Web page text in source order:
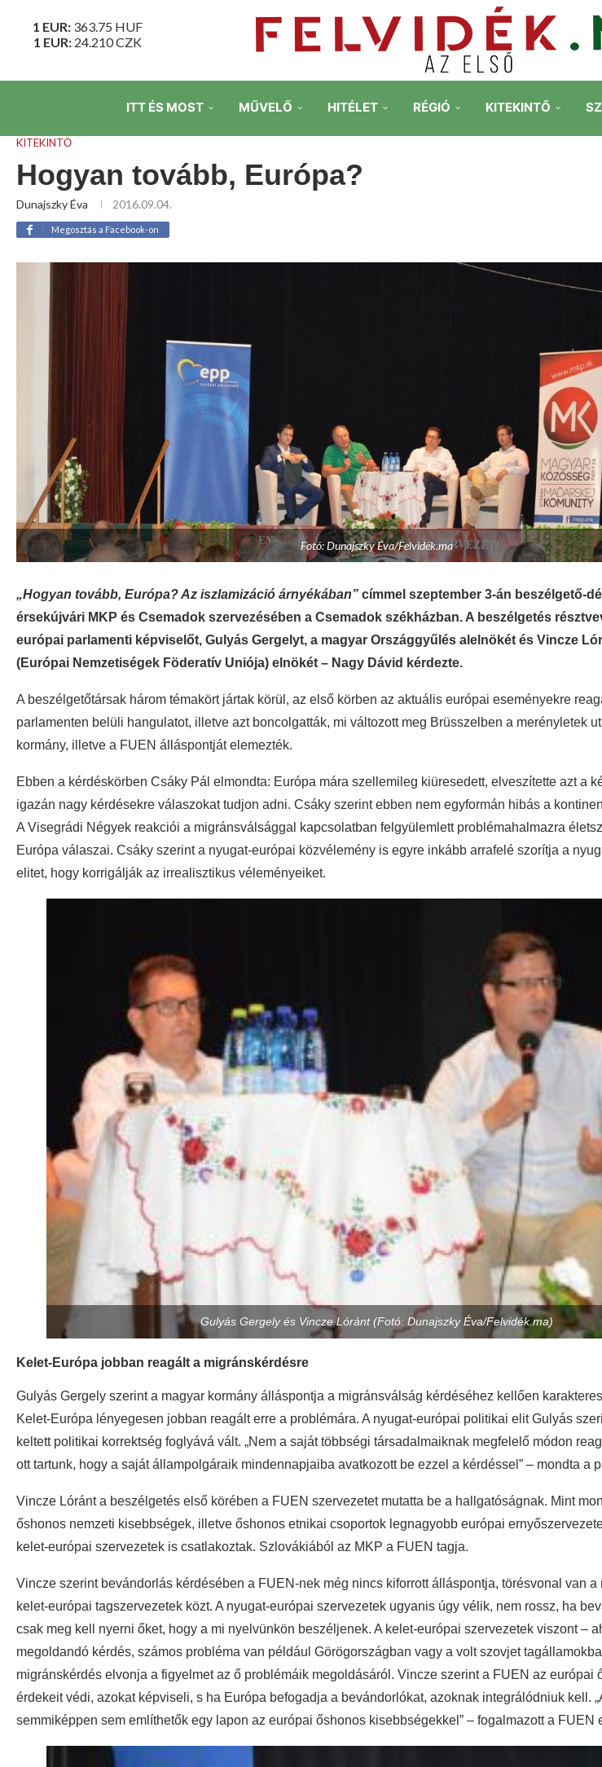
1 EUR: 363.75 HUF
1 EUR: 24.210CZK
ITT ÉS MOST MŰVELŐ HITÉLET RÉGIÓ KITEKINTŐ
KITEKINTŐ
Hogyan tovább, Európa?
Dunajszky Éva 2016.09.04.
Megosztás a Facebook-on
Fotó: Dunajszky Éva/Felvidék.ma
„Hogyan tovább, Európa? Az iszlamizáció árnyékában” címmel szeptember 3-án beszélgető-
érsekújvári MKP és Csemadok szervezésében a Csemadok székházban. A beszélgetés
európai parlamenti képviselőt, Gulyás Gergelyt, a magyar Országgyűlés alelnökét és Vincze
(Európai Nemzetiségek Föderatív Uniója) elnökét – Nagy Dávid kérdezte.
A beszélgetőtársak három témakört jártak körül, az első körben az aktuális európai eseményekre
parlamenten belüli hangulatot, illetve azt boncolgatták, mi változott meg Brüsszelben a merényletek
kormány, illetve a FUEN álláspontját elemezték.
Ebben a kérdéskörben Csáky Pál elmondta: Európa mára szellemileg kiüresedett, elveszítette azt a
igazán nagy kérdésekre válaszokat tudjon adni. Csáky szerint ebben nem egyformán hibás a
A Visegrádi Négyek reakciói a migránsválsággal kapcsolatban felgyülemlett problémahalmazra
Európa válaszai. Csáky szerint a nyugat-európai közvélemény is egyre inkább arrafelé szorítja a
elitet, hogy korrigálják az irrealisztikus véleményeiket.
Gulyás Gergely és Vincze Lóránt (Fotó: Dunajszky Éva/Felvidék.ma)
Kelet-Európa jobban reagált a migránskérdésre
Gulyás Gergely szerint a magyar kormány álláspontja a migránsválság kérdéséhez kellően
Kelet-Európa lényegesen jobban reagált erre a problémára. A nyugat-európai politikai elit Gulyás
keltett politikai korrektség foglyává vált. „Nem a saját többségi társadalmaiknak megfelelő módon
ott tartunk, hogy a saját állampolgáraik mindennapjaiba avatkozott be ezzel a kérdéssel” – mondta a
Vincze Lóránt a beszélgetés első körében a FUEN szervezetet mutatta be a hallgatóságnak. Mint
őshonos nemzeti kisebbségek, illetve őshonos etnikai csoportok legnagyobb európai
kelet-európai szervezetek is csatlakoztak. Szlovákiából az MKP a FUEN tagja.
Vincze szerint bevándorlás kérdésében a FUEN-nek még nincs kiforrott álláspontja, törésvonal van a
kelet-európai tagszervezetek közt. A nyugat-európai szervezetek ugyanis úgy vélik, nem rossz, ha
csak meg kell nyerni őket, hogy a mi nyelvünkön beszéljenek. A kelet-európai szervezetek viszont –
megoldandó kérdés, számos probléma van például Görögországban vagy a volt szovjet
migránskérdés elvonja a figyelmet az ő problémáik megoldásáról. Vincze szerint a FUEN az európai
érdekeit védi, azokat képviseli, s ha Európa befogadja a bevándorlókat, azoknak integrálódniuk kell.
semmiképpen sem említhetők egy lapon az európai őshonos kisebbségekkel” – fogalmazott a FUEN